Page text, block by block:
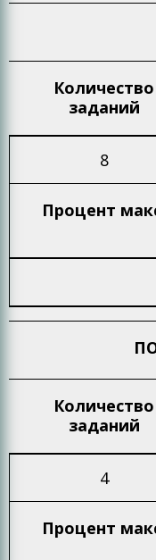
Количество
заданий
8
Процент
Количество
заданий
4
Процент